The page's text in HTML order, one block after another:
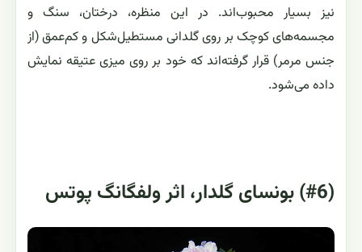
نیز بسیار محبوب‌اند. در این منظره، درختان، سنگ و
مجسمه‌های کوچک بر روی گلدانی مستطیل‌شکل و کم‌عمق (از
جنس مرمر) قرار گرفته‌اند که خود بر روی میزی عتیقه نمایش
داده می‌شود.
(#6) بونسای گلدار، اثر ولفگانگ پوتس